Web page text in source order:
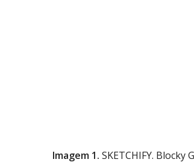
Imagem 1. SKETCHIFY.